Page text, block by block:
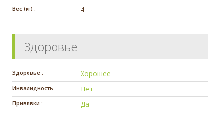
Вес (кг) : 4
Здоровье
Здоровье : Хорошее
Инвалидность : Нет
Прививки : Да